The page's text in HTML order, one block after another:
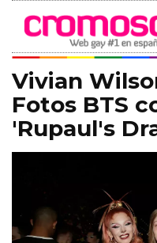
Vivian
Fotos BTS
'Rupaul's